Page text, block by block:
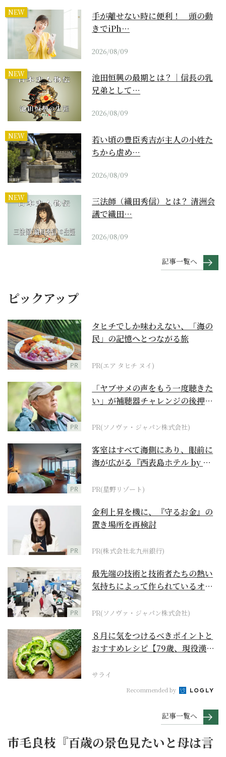
NEW
手が離せない時に便利！ 頭の動
きでiPh…
2026/08/09
NEW
池田恒興の最期とは？｜信長の乳
兄弟として…
2026/08/09
NEW
若い頃の豊臣秀吉が主人の小姓た
ちから虐め…
2026/08/09
NEW
三法師（織田秀信）とは？ 清洲会
議で織田…
2026/08/09
記事一覧へ
ピックアップ
PR
タヒチでしか味わえない、「海の
民」の記憶へとつながる旅
PR(エア タヒチ ヌイ)
PR
「ヤブサメの声をもう一度聴きた
い」が補聴器チャレンジの後押し
PR(ソノヴァ・ジャパン株式会社)
PR
客室はすべて海側にあり、眼前に
海が広がる『西表島ホテル by 星
PR(星野リゾート)
PR
金利上昇を機に、『守るお金』の
置き場所を再検討
PR(株式会社北九州銀行)
PR
最先端の技術と技術者たちの熱い
気持ちによって作られているオー
PR(ソノヴァ・ジャパン株式会社)
８月に気をつけるべきポイントと
おすすめレシピ【79歳、現役漢方
サライ
Recommended by
記事一覧へ
市毛良枝『百歳の景色見たいと母は言